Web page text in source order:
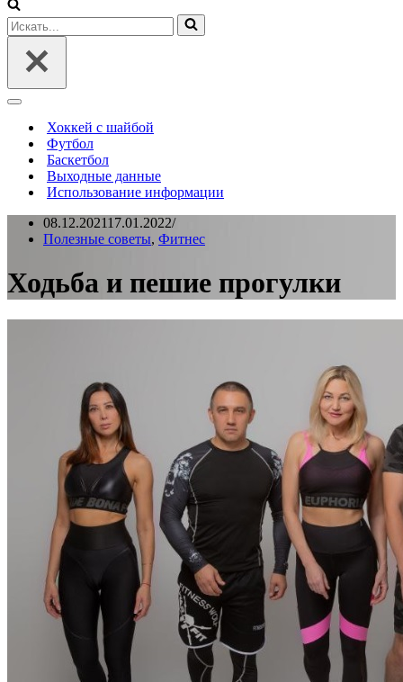
навигации
Искать...
Меню
навигацииХоккей с шайбой
Футбол
Баскетбол
Выходные данные
Использование информации
08.12.202117.01.2022
Полезные советы, Фитнес
Ходьба и пешие прогулки